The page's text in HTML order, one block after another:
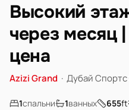
Высокий
через месяц
цена
Azizi Grand · Дубай
1спальни 1ванных 655